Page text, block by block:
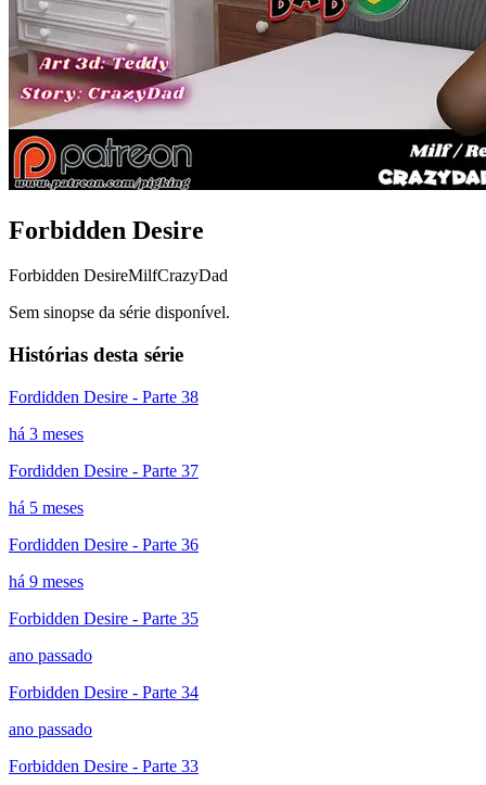
Forbidden Desire
Forbidden DesireMilfCrazyDad
Sem sinopse da série disponível.
Histórias desta série
Fordidden Desire - Parte 38
há 3 meses
Fordidden Desire - Parte 37
há 5 meses
Fordidden Desire - Parte 36
há 9 meses
Forbidden Desire - Parte 35
ano passado
Forbidden Desire - Parte 34
ano passado
Forbidden Desire - Parte 33